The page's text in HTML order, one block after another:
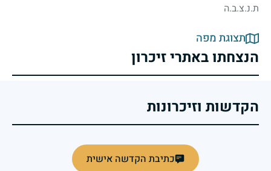
ת.נ.צ.ב.ה
תצוגת מפה
הנצחתו באתרי זיכרון
הקדשות וזיכרונות
כתיבת הקדשה אישית